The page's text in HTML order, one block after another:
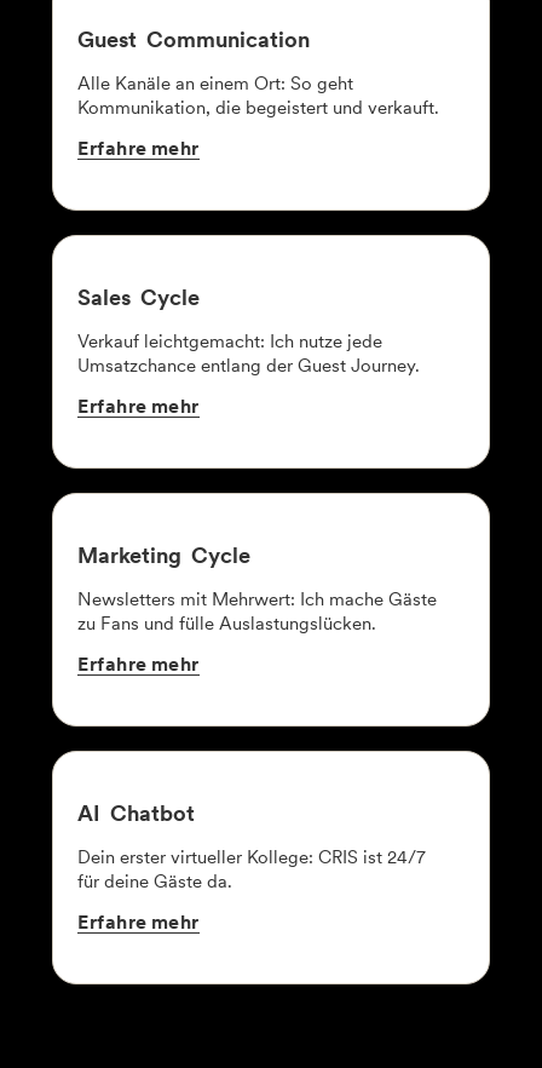
Guest Communication
Alle Kanäle an einem Ort: So geht
Kommunikation, die begeistert und verkauft.
Erfahre mehr
Sales Cycle
Verkauf leichtgemacht: Ich nutze jede
Umsatzchance entlang der Guest Journey.
Erfahre mehr
Marketing Cycle
Newsletters mit Mehrwert: Ich mache Gäste
zu Fans und fülle Auslastungslücken.
Erfahre mehr
AI Chatbot
Dein erster virtueller Kollege: CRIS ist 24/7
für deine Gäste da.
Erfahre mehr